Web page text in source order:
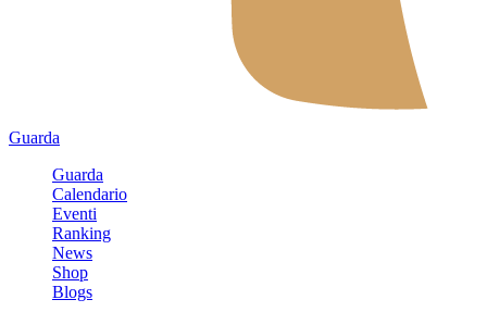
Guarda
Guarda
Calendario
Eventi
Ranking
News
Shop
Blogs